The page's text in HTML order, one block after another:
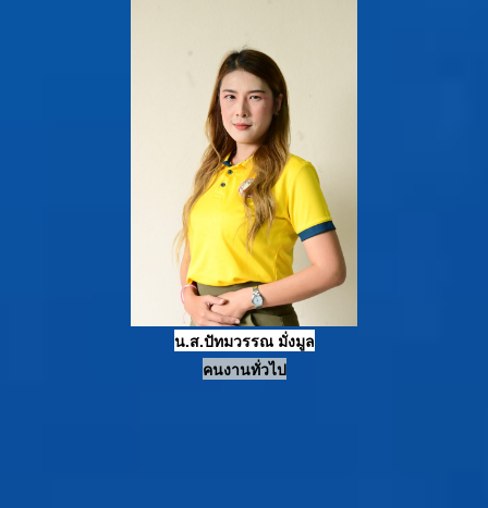
น.ส.ปัทมวรรณ มั่งมูล
คนงานทั่วไป